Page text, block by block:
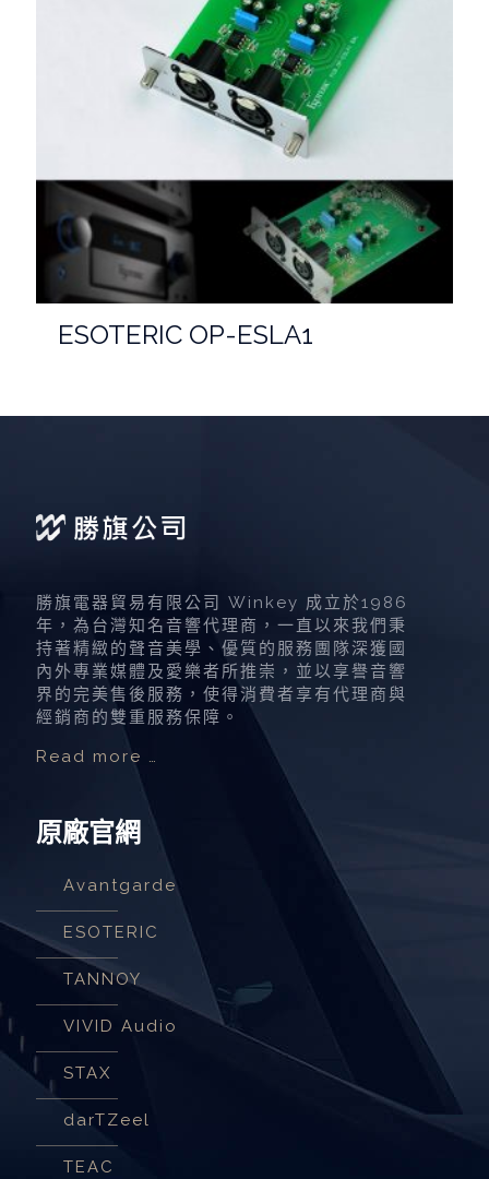
ESOTERIC OP-ESLA1
勝旗電器貿易有限公司 Winkey 成立於1986
年，為台灣知名音響代理商，一直以來我們秉
持著精緻的聲音美學、優質的服務團隊深獲國
內外專業媒體及愛樂者所推崇，並以享譽音響
界的完美售後服務，使得消費者享有代理商與
經銷商的雙重服務保障。
Read more …
原廠官網
Avantgarde
ESOTERIC
TANNOY
VIVID Audio
STAX
darTZeel
TEAC